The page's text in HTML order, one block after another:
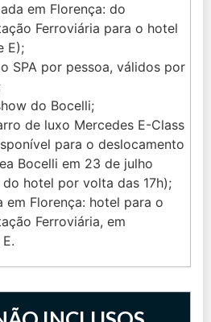
em Florença: do
Ferroviária para o hotel
E);
SPA por pessoa, válidos por
do Bocelli;
de luxo Mercedes E-Class
para o deslocamento
Bocelli em 23 de julho
hotel por volta das 17h);
em Florença: hotel para o
Ferroviária, em